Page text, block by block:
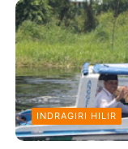
INDRAGIRI HILIR